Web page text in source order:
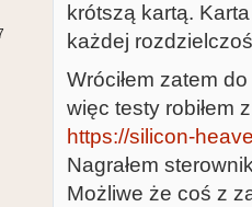
krótszą kartą.
każdej
Wróciłem zatem
więc testy robiłem
https://silicon-
Nagrałem
Możliwe że coś z